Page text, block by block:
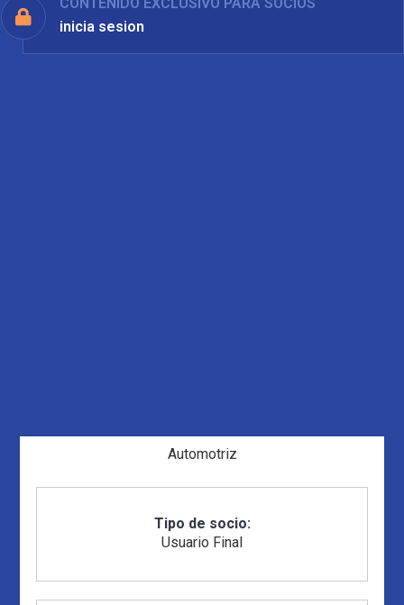
inicia sesion
Automotriz
Tipo de socio:
Usuario Final